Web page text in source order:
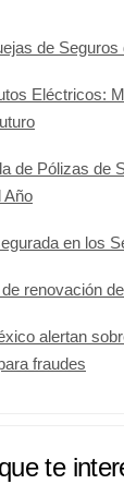
de Seguros
Eléctricos:
de Pólizas de
Año
en los
renovación
alertan
fraudes
te